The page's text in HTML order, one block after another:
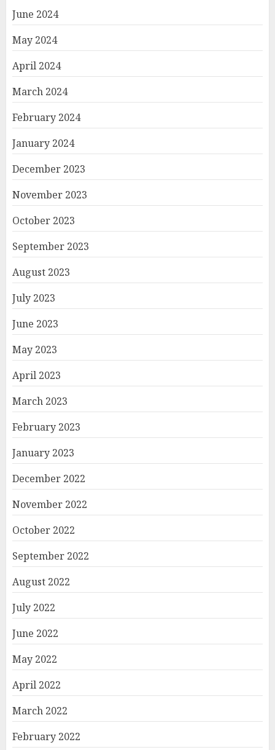
June 2024
May 2024
April 2024
March 2024
February 2024
January 2024
December 2023
November 2023
October 2023
September 2023
August 2023
July 2023
June 2023
May 2023
April 2023
March 2023
February 2023
January 2023
December 2022
November 2022
October 2022
September 2022
August 2022
July 2022
June 2022
May 2022
April 2022
March 2022
February 2022